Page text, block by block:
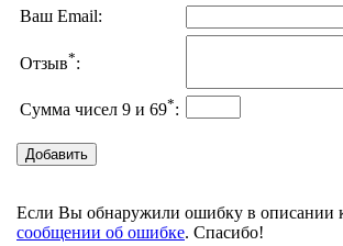
Ваш Email:
Отзыв*:
Сумма чисел 9 и 69*:
Если Вы обнаружили ошибку в описании
сообщении об ошибке. Спасибо!